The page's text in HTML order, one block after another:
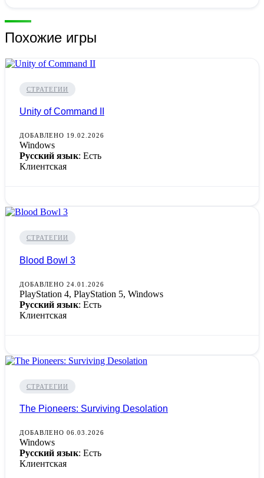
Похожие игры
СТРАТЕГИИ
Unity of Command II
ДОБАВЛЕНО 19.02.2026
Windows
Русский язык: Есть
Клиентская
СТРАТЕГИИ
Blood Bowl 3
ДОБАВЛЕНО 24.01.2026
PlayStation 4, PlayStation 5, Windows
Русский язык: Есть
Клиентская
СТРАТЕГИИ
The Pioneers: Surviving Desolation
ДОБАВЛЕНО 06.03.2026
Windows
Русский язык: Есть
Клиентская